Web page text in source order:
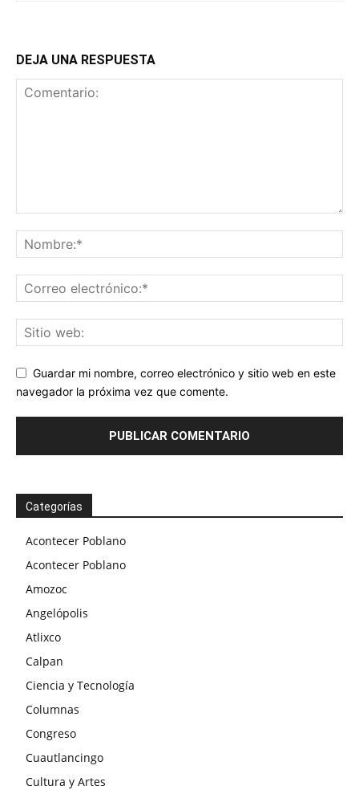
DEJA UNA RESPUESTA
Guardar mi nombre, correo electrónico y sitio web en este
navegador la próxima vez que comente.
Categorías
Acontecer Poblano
Acontecer Poblano
Amozoc
Angelópolis
Atlixco
Calpan
Ciencia y Tecnología
Columnas
Congreso
Cuautlancingo
Cultura y Artes